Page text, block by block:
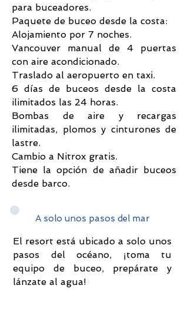
para buceadores.
Paquete de buceo desde la costa:
Alojamiento por 7 noches.
Vancouver manual de 4 puertas
con aire acondicionado.
Traslado al aeropuerto en taxi.
6 días de buceos desde la costa
ilimitados las 24 horas.
Bombas de aire y recargas
ilimitadas, plomos y cinturones de
lastre.
Cambio a Nitrox gratis.
Tiene la opción de añadir buceos
desde barco.
A solo unos pasos del mar
El resort está ubicado a solo unos
pasos del océano, ¡toma tu
equipo de buceo, prepárate y
lánzate al agua!